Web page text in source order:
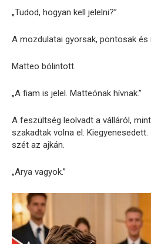
„Tudod, hogyan kell jelelni?”
A mozdulatai gyorsak, pontosak és
Matteo bólintott.
„A fiam is jelel. Matteónak hívnak.”
A feszültség leolvadt a válláról,
szakadtak volna el.
szét az ajkán.
„Arya vagyok.”